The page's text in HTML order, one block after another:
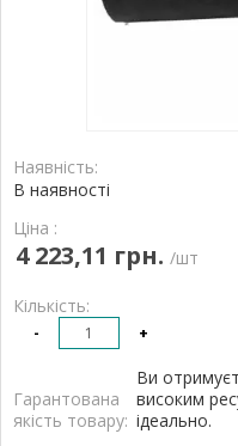
Наявність:
В наявності
Ціна :
4 223,11 грн. /шт
Кількість:
- +
Гарантована
якість товару:
Ви
високим
ідеально.